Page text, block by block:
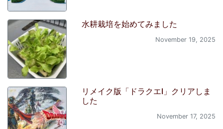
水耕栽培を始めてみました
November 19, 2025
リメイク版「ドラクエI」クリアしま
した
November 17, 2025